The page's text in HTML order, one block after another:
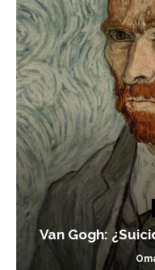
Van Gogh: